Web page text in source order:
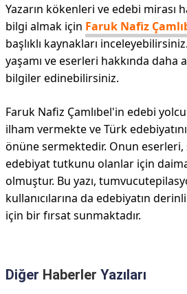
Yazarın kökenleri ve edebi mirası
bilgi almak için Faruk Nafiz
başlıklı kaynakları
yaşamı ve eserleri hakkında daha
bilgiler edinebilirsiniz.
Faruk Nafiz Çamlıbel'in edebi
ilham vermekte ve Türk
önüne sermektedir. Onun
edebiyat tutkunu olanlar için
olmuştur. Bu yazı,
kullanıcılarına da edebiyatın
için bir fırsat sunmaktadır.
Diğer Haberler Yazıları